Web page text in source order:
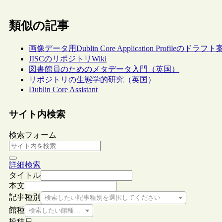
類似の記事
画像データ用Dublin Core Application Profileのドラフト
JISCのリポジトリWiki
図書館員のためのメタデータ入門（英国）
リポジトリの生態学的研究（英国）
Dublin Core Assistant
サイト内検索
検索フォーム
詳細検索
タイトル
本文
記事種別
検索したい記事種別を選択してください
館種 検索したい館種を選択してください